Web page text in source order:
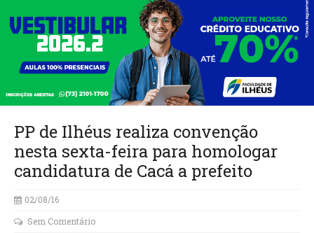
PP de Ilhéus realiza convenção
nesta sexta-feira para homologar
candidatura de Cacá a prefeito
02/08/16
Sem Comentário